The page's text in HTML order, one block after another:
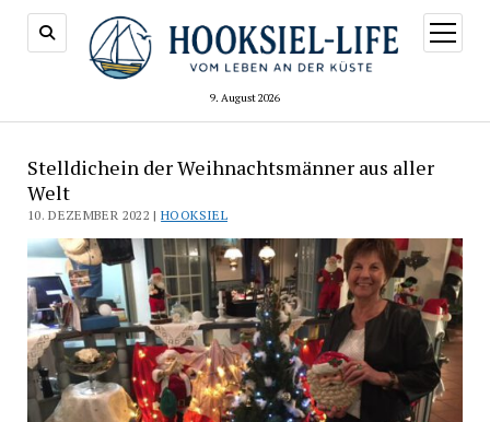
9. August 2026
Menü
öffnen
Stelldichein der Weihnachtsmänner aus aller
Welt
10. DEZEMBER 2022 |HOOKSIEL